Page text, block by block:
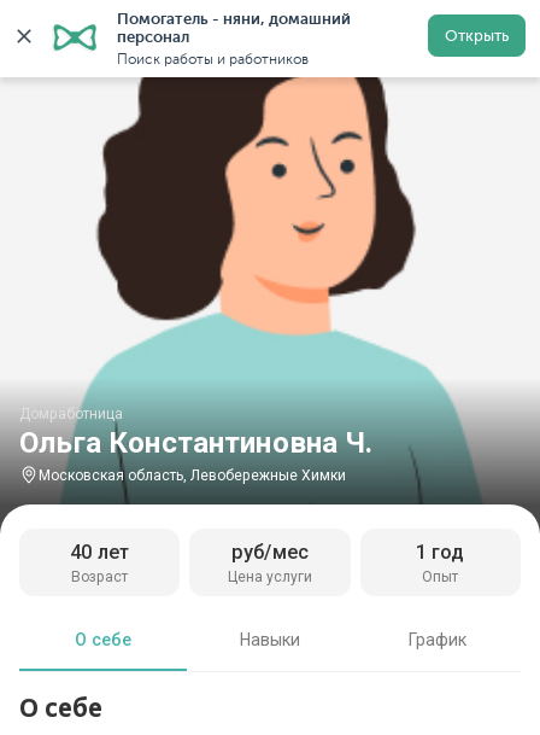
Помогатель - няни, домашний
персонал
Поиск работы и работников
Открыть
Главная Домработницы Домработницы в Московской
Ольга Константиновна Ч.
Домработница
Московская область, Левобережные Химки
Возраст
40 лет
Цена услуги
руб/мес
Опыт
1 год
О себе Навыки График
О себе